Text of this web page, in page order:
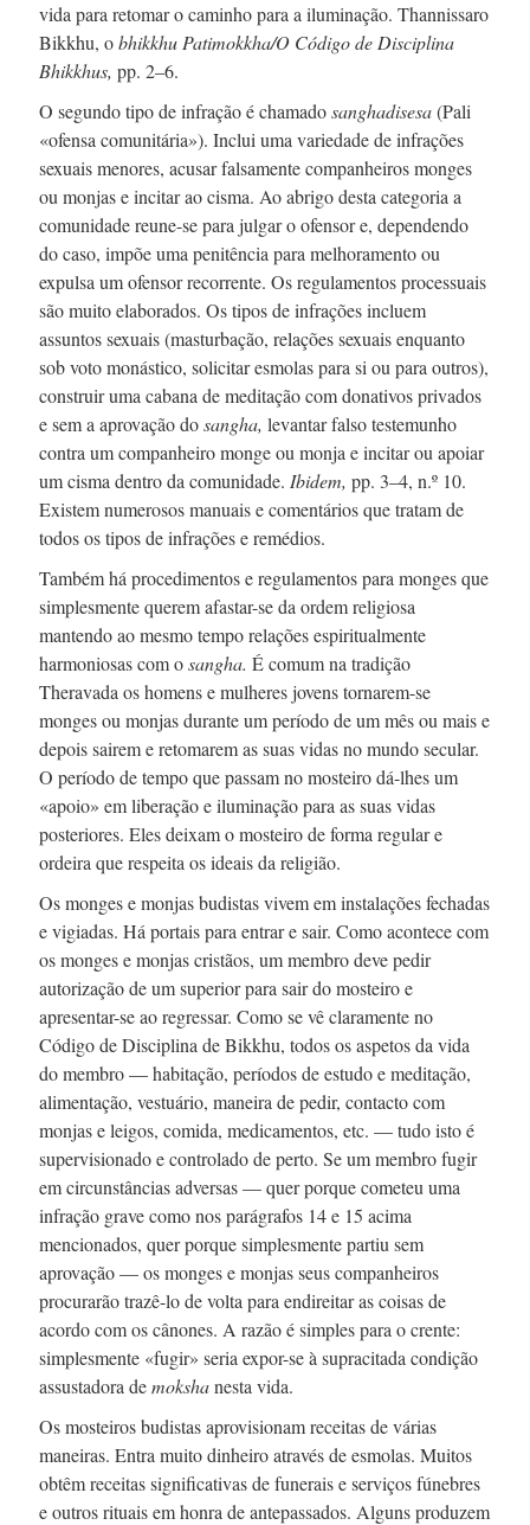
vida para retomar o caminho para a iluminação. Thannissaro
Bikkhu, obhikkhu Patimokkha/O Código de Disciplina
Bhikkhus, pp. 2–6.
O segundo tipo de infração é chamadosanghadisesa(Pali
«ofensa comunitária»). Inclui uma variedade de infrações
sexuais menores, acusar falsamente companheiros monges
ou monjas e incitar ao cisma. Ao abrigo desta categoria a
comunidadereune-separa julgar o ofensor e, dependendo
do caso, impõe uma penitência para melhoramento ou
expulsa um ofensor recorrente. Os regulamentos processuais
são muito elaborados. Os tipos de infrações incluem
assuntos sexuais (masturbação, relações sexuais enquanto
sob voto monástico, solicitar esmolas para si ou para outros),
construir uma cabana de meditação com donativos privados
e sem a aprovação dosangha, levantar falso testemunho
contra um companheiro monge ou monja e incitar ou apoiar
um cisma dentro da comunidade. Ibidem, pp. 3–4, n.º 10.
Existem numerosos manuais e comentários que tratam de
todos os tipos de infrações e remédios.
Também há procedimentos e regulamentos para monges que
simplesmente queremafastar-seda ordem religiosa
mantendo ao mesmo tempo relações espiritualmente
harmoniosas com osangha. É comum na tradição
Theravada os homens e mulheres jovenstornarem-se
monges ou monjas durante um período de um mês ou mais e
depois sairem e retomarem as suas vidas no mundo secular.
O período de tempo que passam no mosteirodá-lhesum
«apoio» em liberação e iluminação para as suas vidas
posteriores. Eles deixam o mosteiro de forma regular e
ordeira que respeita os ideais da religião.
Os monges e monjas budistas vivem em instalações fechadas
e vigiadas. Há portais para entrar e sair. Como acontece com
os monges e monjas cristãos, um membro deve pedir
autorização de um superior para sair do mosteiro e
apresentar-seao regressar. Como se vê claramente no
Código de Disciplina de Bikkhu, todos os aspetos da vida
do membro — habitação, períodos de estudo e meditação,
alimentação, vestuário, maneira de pedir, contacto com
monjas e leigos, comida, medicamentos, etc. — tudo isto é
supervisionado e controlado de perto. Se um membro fugir
em circunstâncias adversas — quer porque cometeu uma
infração grave como nosparágrafos 14 e 15 acima
mencionados, quer porque simplesmente partiu sem
aprovação — os monges e monjas seus companheiros
procurarãotrazê-lode volta para endireitar as coisas de
acordo com os cânones. A razão é simples para o crente:
simplesmente «fugir» seria expor-seà supracitada condição
assustadora demokshanesta vida.
Os mosteiros budistas aprovisionam receitas de várias
maneiras. Entra muito dinheiro através de esmolas. Muitos
obtêm receitas significativas de funerais e serviços fúnebres
e outros rituais em honra de antepassados. Alguns produzem